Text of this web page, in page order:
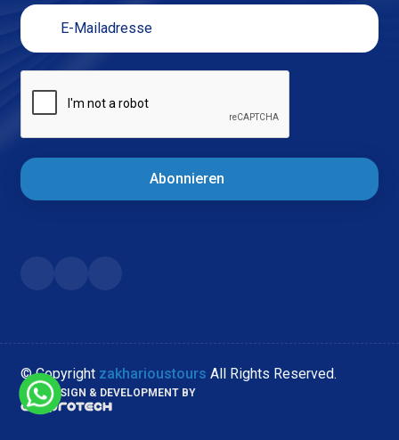
Abonnieren
© Copyright zakharioustours All Rights Reserved.
WEB DESIGN & DEVELOPMENT BY